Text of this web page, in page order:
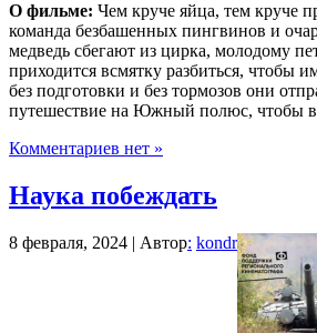
О фильме: Чем круче яйца, тем круче
команда безбашенных пингвинов и
медведь сбегают из цирка, молодому
приходится всмятку разбиться, чтобы
без подготовки и без тормозов они
путешествие на Южный полюс, чтобы
Комментариев нет »
Наука побеждать
8 февраля, 2024 | Автор: kondr